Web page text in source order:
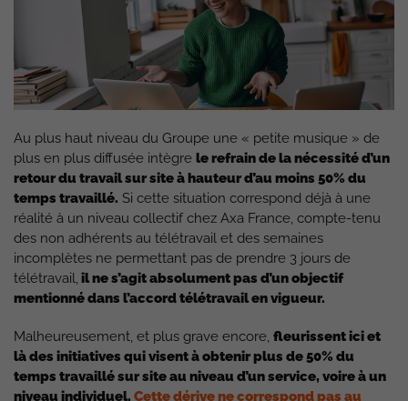
Au plus haut niveau du Groupe une « petite musique » de
plus en plus diffusée intègre le refrain de la nécessité d’un
retour du travail sur site à hauteur d’au moins 50% du
temps travaillé. Si cette situation correspond déjà à une
réalité à un niveau collectif chez Axa France, compte-tenu
des non adhérents au télétravail et des semaines
incomplètes ne permettant pas de prendre 3 jours de
télétravail, il ne s’agit absolument pas d’un objectif
mentionné dans l’accord télétravail en vigueur.
Malheureusement, et plus grave encore, fleurissent ici et
là des initiatives qui visent à obtenir plus de 50% du
temps travaillé sur site au niveau d’un service, voire à un
niveau individuel. Cette dérive ne correspond pas au